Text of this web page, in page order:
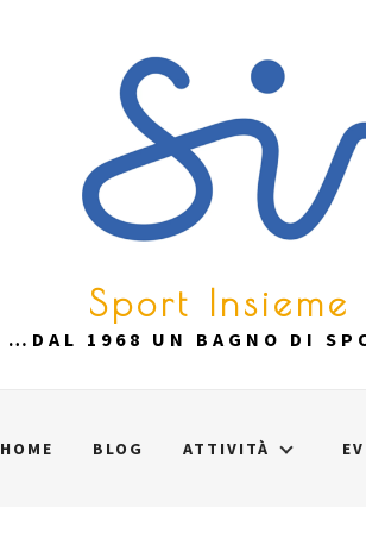
Sport
…DAL 1968 UN BAGNO DI
HOME BLOG ATTIVITÀ